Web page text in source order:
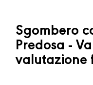
Sgombero
Predosa -
valutazione